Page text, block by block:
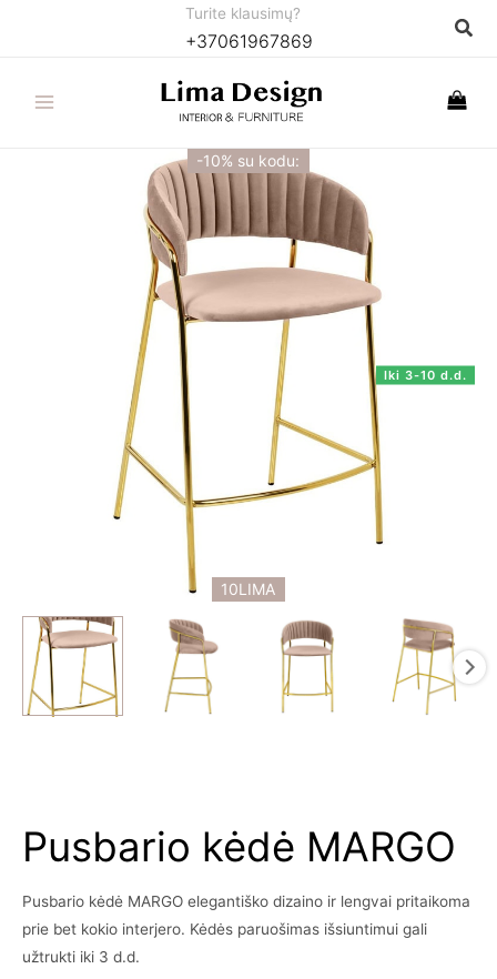
Turite klausimų?
+37061967869
10LIMA
-10% su kodu:
Iki 3-10 d.d.
Pusbario kėdė MARGO
Pusbario kėdė MARGO elegantiško dizaino ir lengvai pritaikoma
prie bet kokio interjero. Kėdės paruošimas išsiuntimui gali
užtrukti iki 3 d.d.